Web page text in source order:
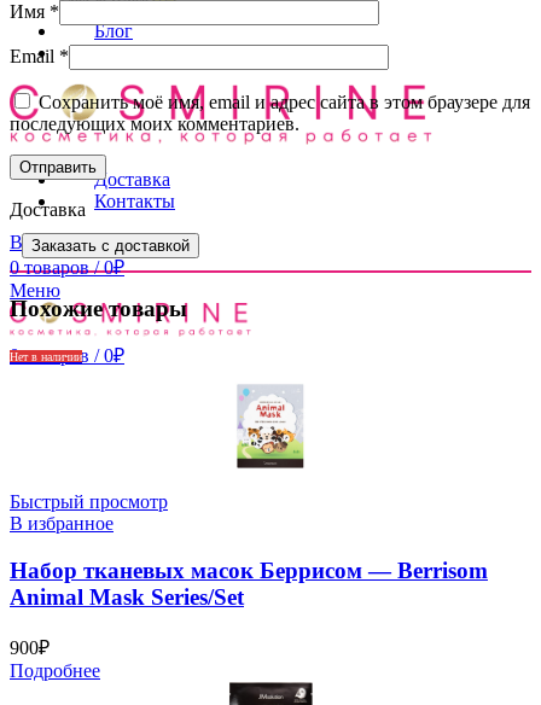
Блог
О нас
Доставка
Контакты
Вход / Регистрация
0товаров / 0₽
Меню
0товаров / 0₽
Имя *
Email *
Сохранить моё имя, email и адрес сайта в этом браузере для
последующих моих комментариев.
Доставка
Заказать с доставкой
Похожие товары
Нет в наличии
Быстрый просмотр
В избранное
Набор тканевых масок Беррисом — Berrisom
Animal Mask Series/Set
900₽
Подробнее